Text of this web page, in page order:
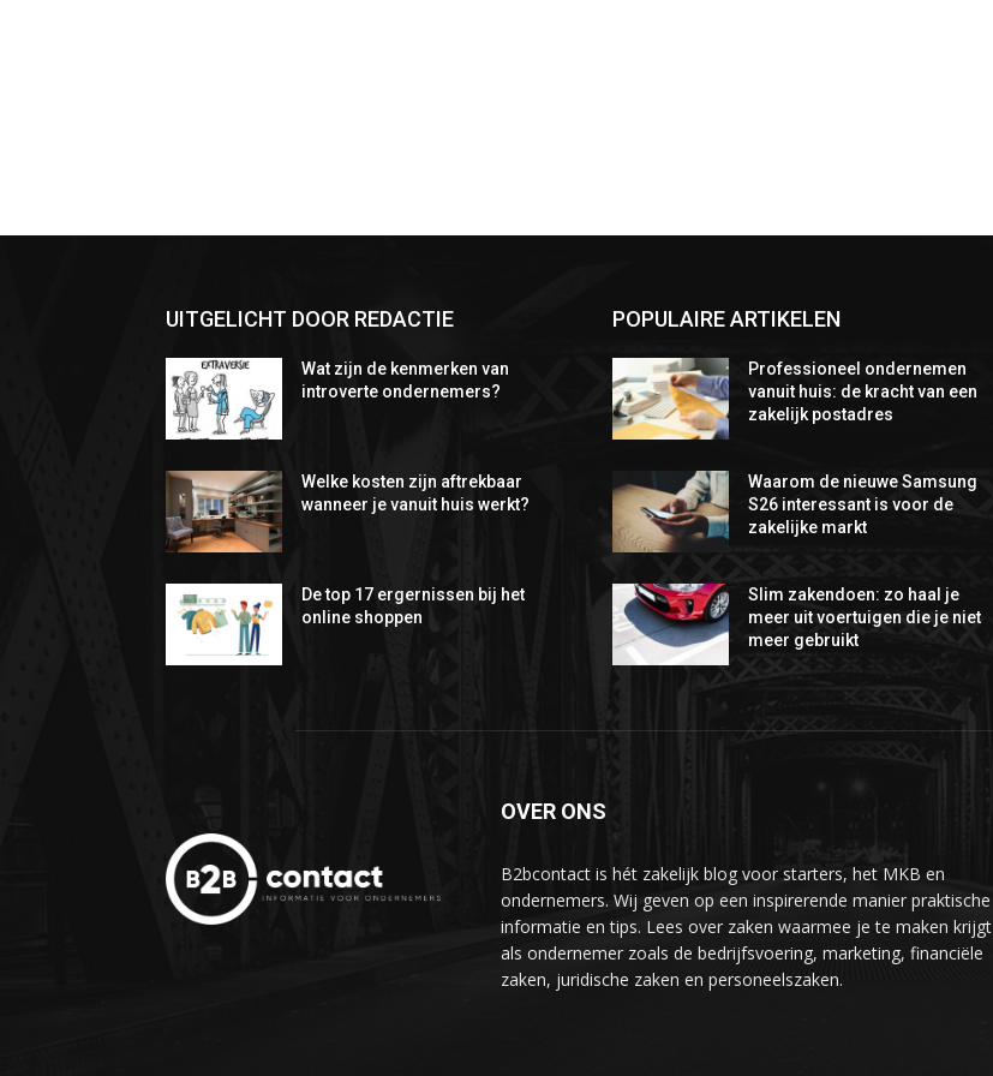
UITGELICHT DOOR REDACTIE
Wat zijn de kenmerken van
introverte ondernemers?
Welke kosten zijn aftrekbaar
wanneer je vanuit huis werkt?
De top 17 ergernissen bij het
online shoppen
POPULAIRE ARTIKELEN
Professioneel ondernemen
vanuit huis: de kracht van een
zakelijk postadres
Waarom de nieuwe Samsung
S26 interessant is voor de
zakelijke markt
Slim zakendoen: zo haal je
meer uit voertuigen die je niet
meer gebruikt
OVER ONS
B2bcontact is hét zakelijk blog voor starters, het MKB en
ondernemers. Wij geven op een inspirerende manier praktische
informatie en tips. Lees over zaken waarmee je te maken krijgt
als ondernemer zoals de bedrijfsvoering, marketing, financiële
zaken, juridische zaken en personeelszaken.